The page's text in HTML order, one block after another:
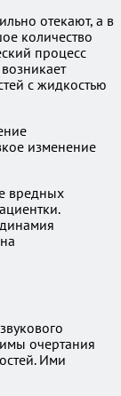
отекают, а в
количество
процесс
с жидкостью
изменение
вредных
очертания
Ими